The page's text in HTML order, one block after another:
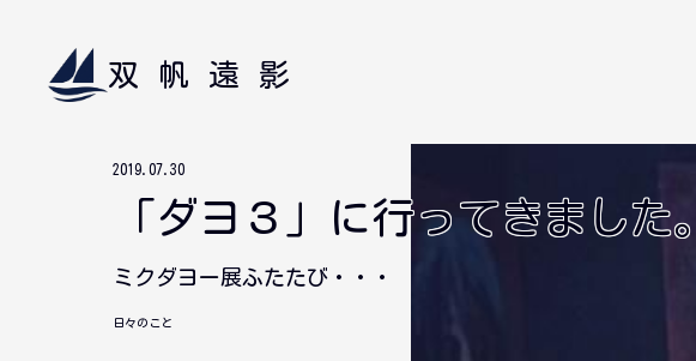
双帆遠影
2019.07.30
「ダヨ３」に行ってきました。
ミクダヨー展ふたたび・・・
日々のこと